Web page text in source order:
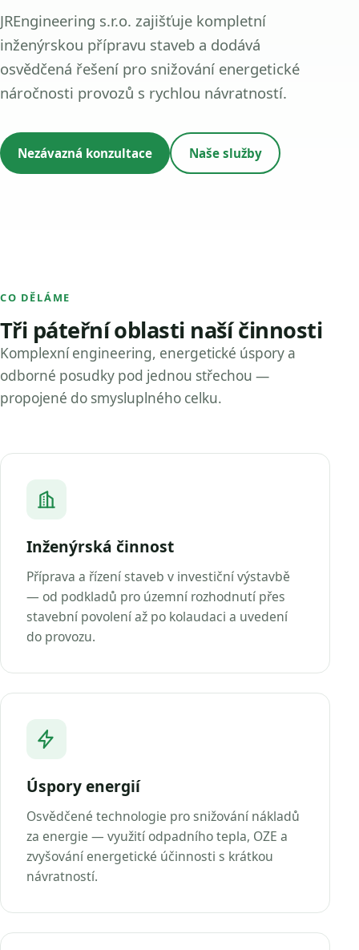
JREngineering s.r.o. zajišťuje kompletní
inženýrskou přípravu staveb a dodává
osvědčená řešení pro snižování energetické
náročnosti provozů s rychlou návratností.
Nezávazná konzultace Naše služby
CO DĚLÁME
Tři páteřní oblasti naší činnosti
Komplexní engineering, energetické úspory a
odborné posudky pod jednou střechou —
propojené do smysluplného celku.
Inženýrská činnost
Příprava a řízení staveb v investiční výstavbě
— od podkladů pro územní rozhodnutí přes
stavební povolení až po kolaudaci a uvedení
do provozu.
Úspory energií
Osvědčené technologie pro snižování nákladů
za energie — využití odpadního tepla, OZE a
zvyšování energetické účinnosti s krátkou
návratností.